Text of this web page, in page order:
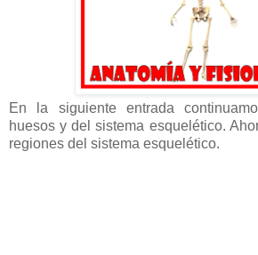
En la siguiente entrada
huesos y del sistema esquelético.
regiones del sistema esquelético.